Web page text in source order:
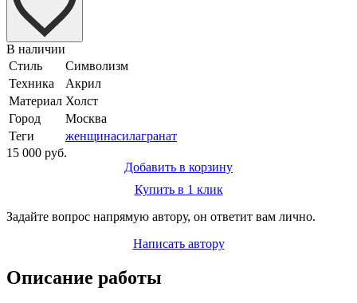
В наличии
Стиль
Символизм
Техника
Акрил
Материал Холст
Город
Москва
Теги
женщинасилагранат
15 000 руб.
Добавить в корзину
Купить в 1 клик
Задайте вопрос напрямую автору, он ответит вам лично.
Написать автору
Описание работы